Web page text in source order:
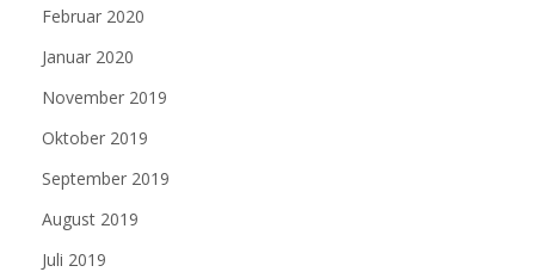
Februar 2020
Januar 2020
November 2019
Oktober 2019
September 2019
August 2019
Juli 2019